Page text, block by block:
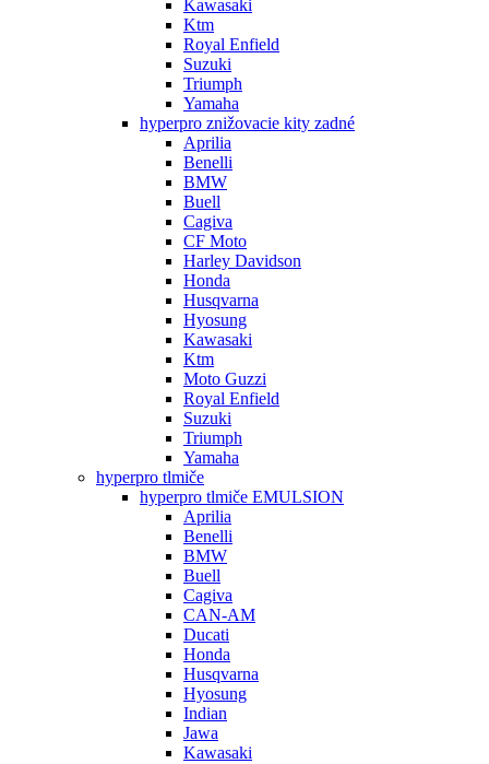
Kawasaki
Ktm
Royal Enfield
Suzuki
Triumph
Yamaha
hyperpro znižovacie kity zadné
Aprilia
Benelli
BMW
Buell
Cagiva
CF Moto
Harley Davidson
Honda
Husqvarna
Hyosung
Kawasaki
Ktm
Moto Guzzi
Royal Enfield
Suzuki
Triumph
Yamaha
hyperpro tlmiče
hyperpro tlmiče EMULSION
Aprilia
Benelli
BMW
Buell
Cagiva
CAN-AM
Ducati
Honda
Husqvarna
Hyosung
Indian
Jawa
Kawasaki